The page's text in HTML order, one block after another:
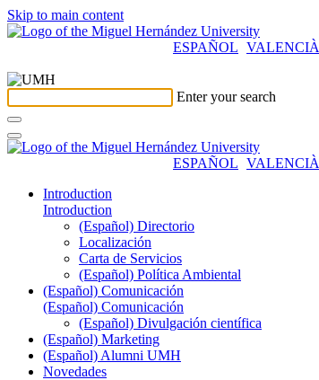
Skip to main content
ESPAÑOL VALENCIÀ
Enter your search
ESPAÑOL VALENCIÀ
Introduction
Introduction
(Español) Directorio
Localización
Carta de Servicios
(Español) Política Ambiental
(Español) Comunicación
(Español) Comunicación
(Español) Divulgación científica
(Español) Marketing
(Español) Alumni UMH
Novedades